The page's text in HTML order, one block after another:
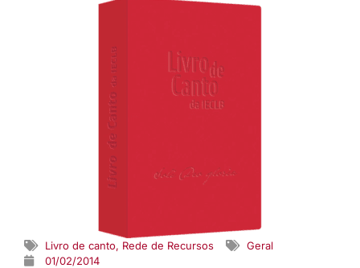
Livro de canto, Rede de Recursos
Geral
01/02/2014